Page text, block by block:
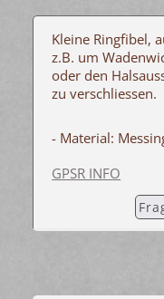
Kleine Ringfibel,
z.B. um
oder den
zu verschliessen.
- Material:
GPSR INFO